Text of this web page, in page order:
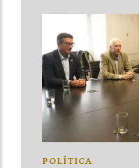
POLÍTICA